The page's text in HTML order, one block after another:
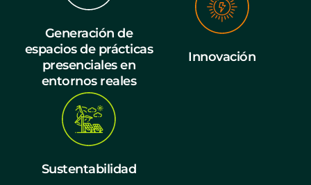
Generación de
espacios de prácticas
presenciales en
entornos reales
Innovación
Sustentabilidad